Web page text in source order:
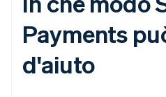
Payments
d'aiuto